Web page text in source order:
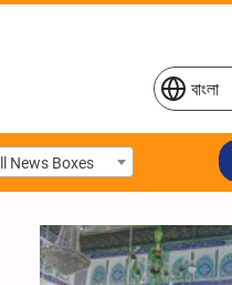
বাংলা
News Boxes